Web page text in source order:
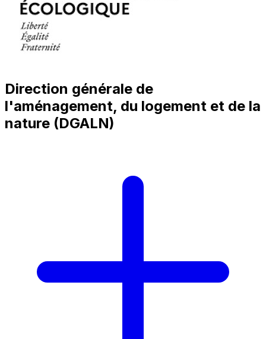
Direction générale de
l'aménagement, du logement et de la
nature (DGALN)